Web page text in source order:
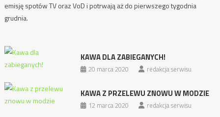
emisję spotów TV oraz VoD i potrwają aż do pierwszego tygodnia
grudnia.
KAWA DLA ZABIEGANYCH!
20 marca 2020 redakcja serwisu
KAWA Z PRZELEWU ZNOWU W MODZIE
12 marca 2020 redakcja serwisu